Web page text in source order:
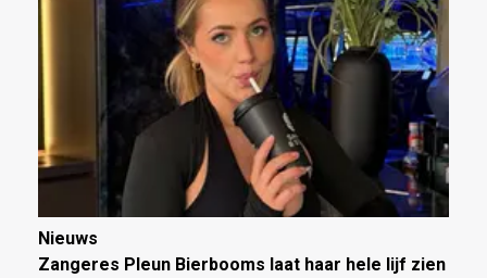
Nieuws
Zangeres Pleun Bierbooms laat haar hele lijf zien